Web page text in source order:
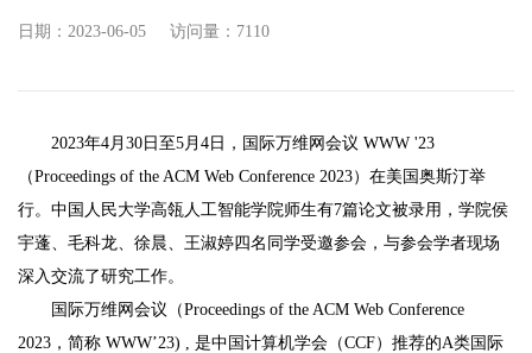
日期：2023-06-05 访问量： 7110
2023年4月30日至5月4日，国际万维网会议 WWW '23
（Proceedings of the ACM Web Conference 2023）在美国奥斯汀举
行。中国人民大学高瓴人工智能学院师生有7篇论文被录用，学院侯
宇蓬、毛科龙、徐晨、王淑婷四名同学受邀参会，与参会学者现场
深入交流了研究工作。
国际万维网会议（Proceedings of the ACM Web Conference
2023，简称 WWW’23) , 是中国计算机学会（CCF）推荐的A类国际